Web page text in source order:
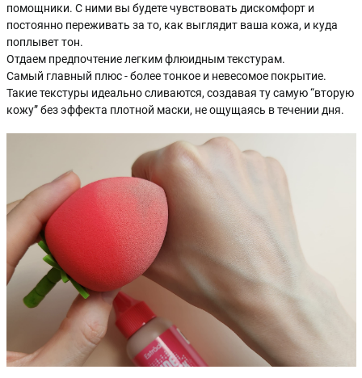
помощники. С ними вы будете чувствовать дискомфорт и
постоянно переживать за то, как выглядит ваша кожа, и куда
поплывет тон.
Отдаем предпочтение легким флюидным текстурам.
Самый главный плюс - более тонкое и невесомое покрытие.
Такие текстуры идеально сливаются, создавая ту самую “вторую
кожу” без эффекта плотной маски, не ощущаясь в течении дня.